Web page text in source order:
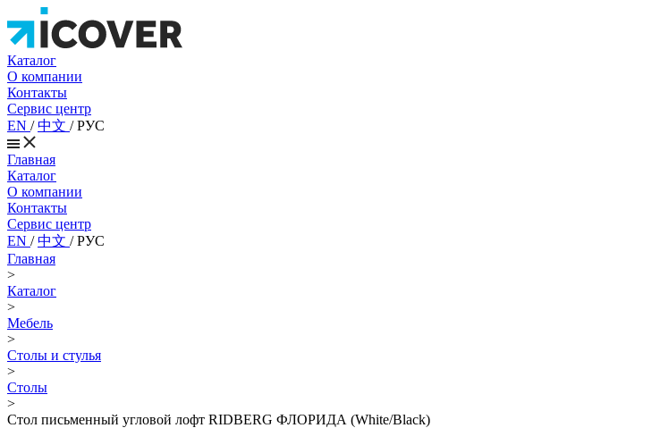
Каталог
О компании
Контакты
Сервис центр
EN /中文 /РУС
Главная
Каталог
О компании
Контакты
Сервис центр
EN /中文 /РУС
Главная
>
Каталог
>
Мебель
>
Столы и стулья
>
Столы
>
Стол письменный угловой лофт RIDBERG ФЛОРИДА (White/Black)